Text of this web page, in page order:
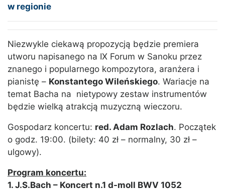
w regionie
Niezwykle ciekawą propozycją będzie premiera
utworu napisanego na IX Forum w Sanoku przez
znanego i popularnego kompozytora, aranżera i
pianistę – Konstantego Wileńskiego. Wariacje na
temat Bacha na nietypowy zestaw instrumentów
będzie wielką atrakcją muzyczną wieczoru.
Gospodarz koncertu: red. Adam Rozlach. Początek
o godz. 19:00. (bilety: 40 zł – normalny, 30 zł –
ulgowy).
Program koncertu:
1. J.S.Bach – Koncert n.1 d-moll BWV 1052